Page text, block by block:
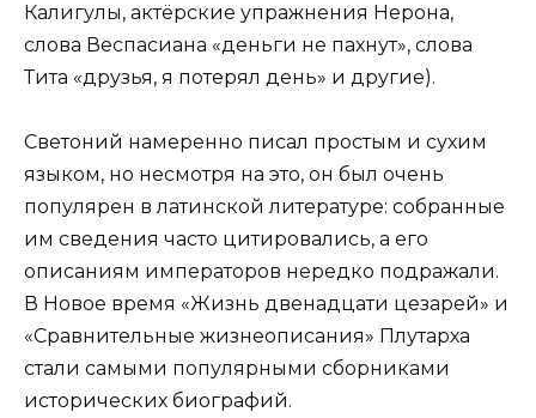
Калигулы, актёрские упражнения Нерона,
слова Веспасиана «деньги не пахнут», слова
Тита «друзья, я потерял день» и другие).
Светоний намеренно писал простым и сухим
языком, но несмотря на это, он был очень
популярен в латинской литературе: собранные
им сведения часто цитировались, а его
описаниям императоров нередко подражали.
В Новое время «Жизнь двенадцати цезарей» и
«Сравнительные жизнеописания» Плутарха
стали самыми популярными сборниками
исторических биографий.